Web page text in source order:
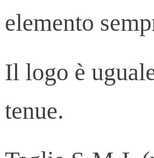
elemento
Il logo è
tenue.